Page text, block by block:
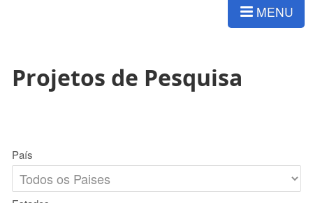
MENU
Projetos de Pesquisa
País